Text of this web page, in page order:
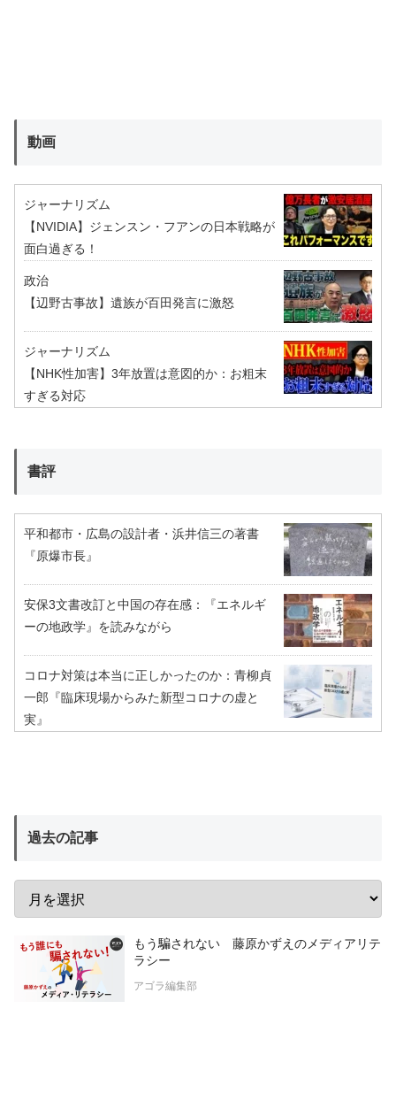
動画
ジャーナリズム
【NVIDIA】ジェンスン・フアンの日本戦略が
面白過ぎる！
政治
【辺野古事故】遺族が百田発言に激怒
ジャーナリズム
【NHK性加害】3年放置は意図的か：お粗末
すぎる対応
書評
平和都市・広島の設計者・浜井信三の著書
『原爆市長』
安保3文書改訂と中国の存在感：『エネルギ
ーの地政学』を読みながら
コロナ対策は本当に正しかったのか：青柳貞
一郎『臨床現場からみた新型コロナの虚と
実』
過去の記事
もう騙されない 藤原かずえのメディアリテ
ラシー
アゴラ編集部